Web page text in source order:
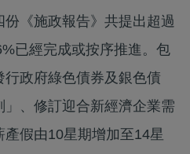
《施政報告》共提出超過
已經完成或按序推進。包
政府綠色債券及銀色債
、修訂迎合新經濟企業需
假由10星期增加至14星